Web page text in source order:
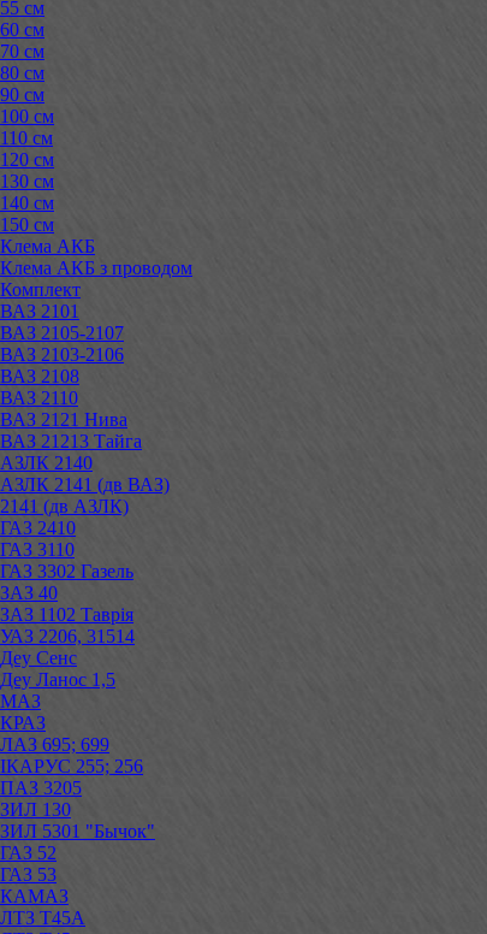
55 см
60 см
70 см
80 см
90 см
100 см
110 см
120 см
130 см
140 см
150 см
Клема АКБ
Клема АКБ з проводом
Комплект
ВАЗ 2101
ВАЗ 2105-2107
ВАЗ 2103-2106
ВАЗ 2108
ВАЗ 2110
ВАЗ 2121 Нива
ВАЗ 21213 Тайга
АЗЛК 2140
АЗЛК 2141 (дв ВАЗ)
2141 (дв АЗЛК)
ГАЗ 2410
ГАЗ 3110
ГАЗ 3302 Газель
ЗАЗ 40
ЗАЗ 1102 Таврія
УАЗ 2206, 31514
Деу Сенс
Деу Ланос 1,5
МАЗ
КРАЗ
ЛАЗ 695; 699
ІКАРУС 255; 256
ПАЗ 3205
ЗИЛ 130
ЗИЛ 5301 "Бычок"
ГАЗ 52
ГАЗ 53
КАМАЗ
ЛТЗ Т45А